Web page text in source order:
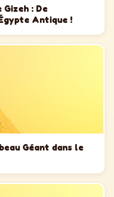
: De
Antique !
Géant dans le